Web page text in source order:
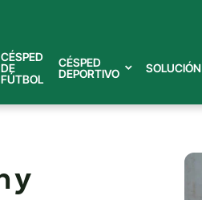
CÉSPED
DE
FÚTBOL
CÉSPED
DEPORTIVO
SOLUCIÓN
y